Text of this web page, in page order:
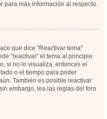
para más información al respecto.
que dice "Reactivar tema"
"reactivar" el tema al principio
si no lo visualiza, entonces el
o el tiempo para poder
También es posible reactivar
embargo, lea las reglas del foro